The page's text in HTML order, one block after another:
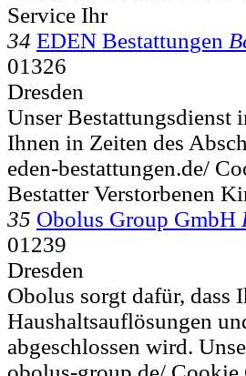
Service Ihr
34 EDEN Bestattungen
01326
Dresden
Unser Bestattungsdienst
Ihnen in Zeiten des
eden-bestattungen.de/
Bestatter Verstorbenen
35 Obolus Group GmbH
01239
Dresden
Obolus sorgt dafür, dass
Haushaltsauflösungen
abgeschlossen wird.